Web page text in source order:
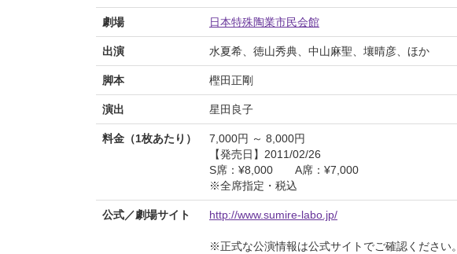
劇場 日本特殊陶業市民会館
出演 水夏希、徳山秀典、中山麻聖、壤晴彦、ほか
脚本 樫田正剛
演出 星田良子
料金（1枚あたり）
7,000円 ～ 8,000円
【発売日】2011/02/26
S席：¥8,000 A席：¥7,000
※全席指定・税込
公式／劇場サイト http://www.sumire-labo.jp/
※正式な公演情報は公式サイトでご確認ください。